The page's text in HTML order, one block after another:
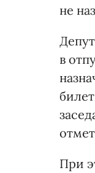
не
в
При